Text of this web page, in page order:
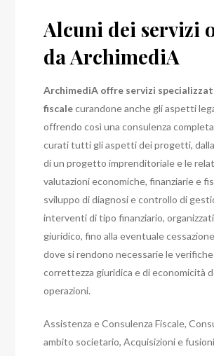
Alcuni dei servizi
da ArchimediA
ArchimediA offre servizi
fiscalecurandone anche gli aspetti
offrendo così una consulenza
curati tutti gli aspetti dei progetti,
di un progetto imprenditoriale e le
valutazioni economiche, finanziarie e
sviluppo di diagnosi e controllo di
interventi di tipo finanziario,
giuridico, fino alla eventuale
dove si rendono necessarie le
correttezza giuridica e di economicità
operazioni.
Assistenza e Consulenza Fiscale,
ambito societario, Acquisizioni e